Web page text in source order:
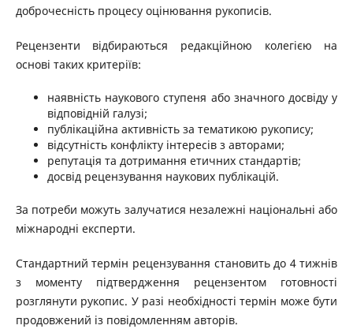
доброчесність процесу оцінювання рукописів.
Рецензенти відбираються редакційною колегією на
основі таких критеріїв:
наявність наукового ступеня або значного досвіду у
відповідній галузі;
публікаційна активність за тематикою рукопису;
відсутність конфлікту інтересів з авторами;
репутація та дотримання етичних стандартів;
досвід рецензування наукових публікацій.
За потреби можуть залучатися незалежні національні або
міжнародні експерти.
Стандартний термін рецензування становить до 4 тижнів
з моменту підтвердження рецензентом готовності
розглянути рукопис. У разі необхідності термін може бути
продовжений із повідомленням авторів.